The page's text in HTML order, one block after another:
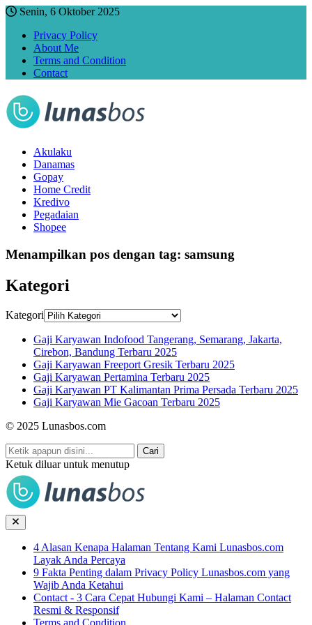
Senin, 6 Oktober 2025
Privacy Policy
About Me
Terms and Condition
Contact
Akulaku
Danamas
Gopay
Home Credit
Kredivo
Pegadaian
Shopee
Menampilkan pos dengan tag: samsung
Kategori
Kategori
Gaji Karyawan Indofood Tangerang, Semarang, Jakarta,
Cirebon, Bandung Terbaru 2025
Gaji Karyawan Freeport Gresik Terbaru 2025
Gaji Karyawan Pertamina Terbaru 2025
Gaji Karyawan PT Kalimantan Prima Persada Terbaru 2025
Gaji Karyawan Mie Gacoan Terbaru 2025
© 2025 Lunasbos.com
Cari
Ketuk diluar untuk menutup
4 Alasan Kenapa Halaman Tentang Kami Lunasbos.com
Layak Anda Percaya
9 Fakta Penting dalam Privacy Policy Lunasbos.com yang
Wajib Anda Ketahui
Contact - 3 Cara Cepat Hubungi Kami – Halaman Contact
Resmi & Responsif
Terms and Condition